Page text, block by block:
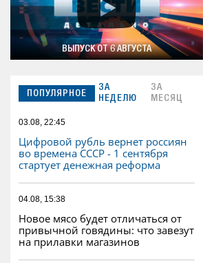
ВЫПУСК ОТ 6 АВГУСТА
ПОПУЛЯРНОЕ
ЗА
НЕДЕЛЮ
ЗА
МЕСЯЦ
03.08, 22:45
Цифровой рубль вернет россиян
во времена СССР - 1 сентября
стартует денежная реформа
04.08, 15:38
Новое мясо будет отличаться от
привычной говядины: что завезут
на прилавки магазинов